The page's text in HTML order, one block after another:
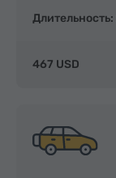
Длительность:
467 USD